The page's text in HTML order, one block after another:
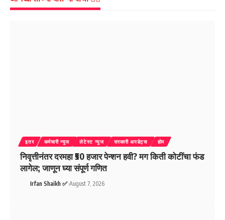
इतर कर्मचारी न्युज लेटेस्ट न्युज सरकारी अपडेट्स होम
निवृत्तीनंतर दरमहा ₹50 हजार पेन्शन हवी? मग किती कोटींचा फंड
लागेल; जाणून घ्या संपूर्ण गणित
Irfan Shaikh ✅ August 7, 2026